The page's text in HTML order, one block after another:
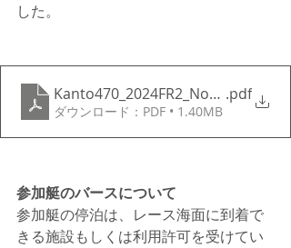
した。
Kanto470_2024FR2_NoRv3_1
.pdf
ダウンロード：PDF • 1.40MB
参加艇のバースについて
参加艇の停泊は、レース海面に到着で
きる施設もしくは利用許可を受けてい